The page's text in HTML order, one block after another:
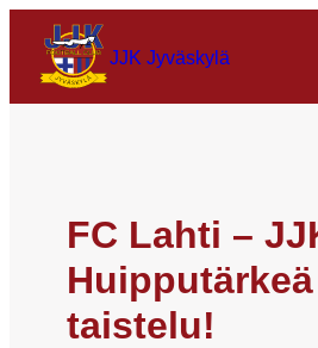
JJK Jyväskylä
FC Lahti –
Huipputärkeä
taistelu!